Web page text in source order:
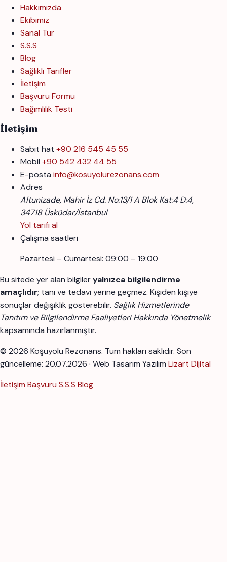
Hakkımızda
Ekibimiz
Sanal Tur
S.S.S
Blog
Sağlıklı Tarifler
İletişim
Başvuru Formu
Bağımlılık Testi
İletişim
Sabit hat +90 216 545 45 55
Mobil +90 542 432 44 55
E-posta info@kosuyolurezonans.com
Adres
Altunizade, Mahir İz Cd. No:13/1 A Blok Kat:4 D:4,
34718 Üsküdar/İstanbul
Yol tarifi al
Çalışma saatleri
Pazartesi – Cumartesi: 09:00 – 19:00
Bu sitede yer alan bilgileryalnızca bilgilendirme
amaçlıdır; tanı ve tedavi yerine geçmez. Kişiden kişiye
sonuçlar değişiklik gösterebilir. Sağlık Hizmetlerinde
Tanıtım ve Bilgilendirme Faaliyetleri Hakkında Yönetmelik
kapsamında hazırlanmıştır.
© 2026 Koşuyolu Rezonans. Tüm hakları saklıdır. Son
güncelleme: 20.07.2026 · Web Tasarım Yazılım Lizart Dijital
İletişim Başvuru S.S.S Blog